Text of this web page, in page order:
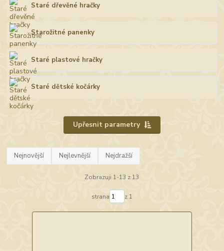
Staré dřevěné hračky
Starožitné panenky
Staré plastové hračky
Staré dětské kočárky
Upřesnit parametry
Nejnovější Nejlevnější Nejdražší
Zobrazuji 1-13 z 13
strana z 1